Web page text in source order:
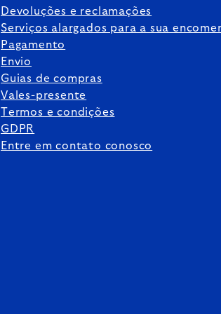
Devoluções e reclamações
Serviços alargados para a sua
Pagamento
Envio
Guias de compras
Vales-presente
Termos e condições
GDPR
Entre em contato conosco